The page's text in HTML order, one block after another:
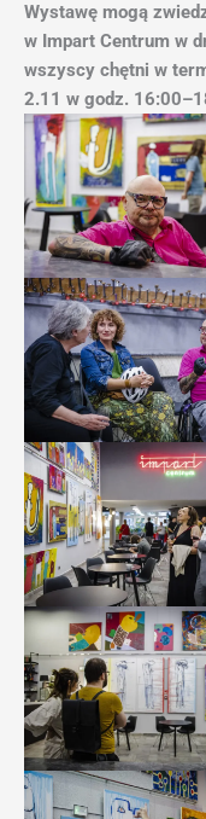
Wystawę mogą
w Impart Centrum w
wszyscy chętni w
2.11 w godz.